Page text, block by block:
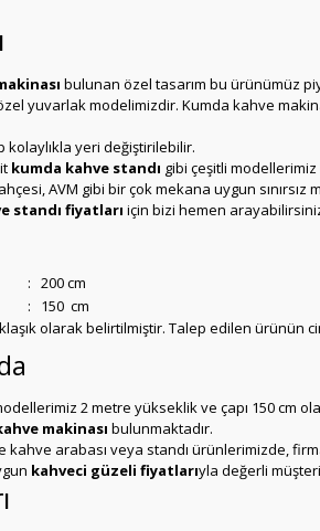
bulunan özel tasarım bu ürünümüz
yuvarlak modelimizdir. Kumda kahve
yeri değiştirilebilir.
kumda kahve standı gibi çeşitli
AVM gibi bir çok mekana uygun
standı fiyatları için bizi hemen
: 200 cm
:
150 cm
olarak belirtilmiştir. Talep edilen ürünün
2 metre yükseklik ve çapı 150 cm
makinası bulunmaktadır.
arabası veya standı ürünlerimizde,
kahveci güzeli fiyatlarıyla değerli